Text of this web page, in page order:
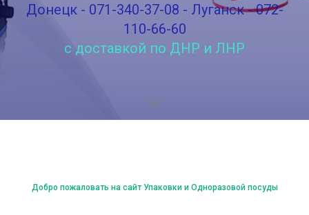
Донецк - 071-340-37-08 - Луганск - 072-
110-66-60
с доставкой по ДНР и ЛНР
Добро пожаловать на сайт Упаковки и Одноразовой посуды